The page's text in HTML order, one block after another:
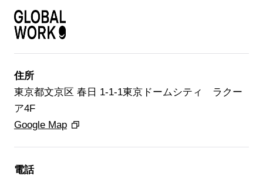
住所
東京都文京区 春日 1-1-1東京ドームシティ ラクー
ア4F
Google Map
電話